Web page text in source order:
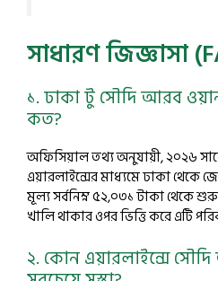
সাধারণ জিজ্ঞাসা
১. ঢাকা টু সৌদি আরব
কত?
অফিসিয়াল তথ্য অনুযায়ী, ২০২৬
এয়ারলাইন্সের মাধ্যমে ঢাকা থেকে
মূল্য সর্বনিম্ন ৫২,০৩১ টাকা থেকে
খালি থাকার ওপর ভিত্তি করে এটি
২. কোন এয়ারলাইন্সে